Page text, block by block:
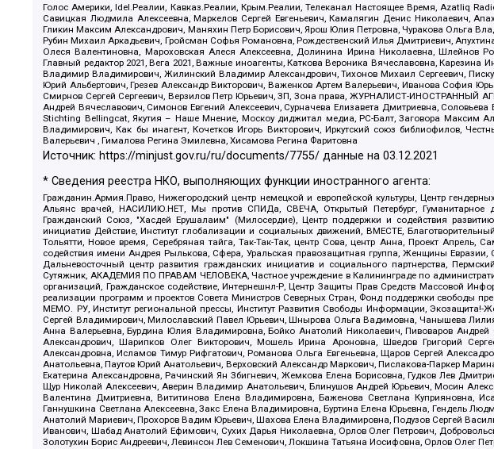
Голос Америки, Idel.Реалии, Кавказ.Реалии, Крым.Реалии, Телеканал Настоящее Время, Azatliq
Савицкая Людмила Алексеевна, Маркелов Сергей Евгеньевич, Камалягин Денис Николаевич,
Гликин Максим Александрович, Маняхин Петр Борисович, Ярош Юлия Петровна, Чуракова Ольга
Рубин Михаил Аркадьевич, Гройсман Софья Романовна, Рождественский Илья Дмитриевич,
Олеся Валентиновна, Мароховская Алеся Алексеевна, Долинина Ирина Николаевна, Шлейнов
Главный редактор 2021, Вега 2021, Важные иноагенты, Каткова Вероника Вячеславовна,
Владимир Владимирович, Жилинский Владимир Александрович, Тихонов Михаил Сергеевич,
Юрий Альбертович, Грезев Александр Викторович, Важенков Артем Валерьевич, Иванова София
Смирнов Сергей Сергеевич, Верзилов Петр Юрьевич, ЗП, Зона права, ЖУРНАЛИСТ-ИНОСТРАННЫЙ
Андрей Вячеславович, Симонов Евгений Алексеевич, Сурначева Елизавета Дмитриевна,
Stichting Bellingcat, Якутия – Наше Мнение, Москоу диджитал медиа, РС-Балт, Заговора Максим
Владимирович, Как бы инагент, Кочетков Игорь Викторович, Иркутский союз библиофилов,
Валерьевич , Гималова Регина Эмилевна, Хисамова Регина Фаритовна
Источник: https://minjust.gov.ru/ru/documents/7755/ данные на03.12.2021
* Сведения реестра НКО, выполняющих функции иностранного агента:
Гражданин.Армия.Право, Нижегородский центр немецкой и европейской культуры, Центр
Альянс врачей, НАСИЛИЮ.НЕТ, Мы против СПИДа, СВЕЧА, Открытый Петербург, Гуманитарное
Гражданский Союз, "Хасдей Ерушалаим" (Милосердие), Центр поддержки и содействия
инициатив Действие, Институт глобализации и социальных движений, ВМЕСТЕ,
Тольятти, Новое время, Серебряная тайга, Так-Так-Так, центр Сова, центр Анна, Проект
содействия имени Андрея Рылькова, Сфера, Уральская правозащитная группа, Женщины
Дальневосточный центр развития гражданских инициатив и социального партнерства,
Сутяжник, АКАДЕМИЯ ПО ПРАВАМ ЧЕЛОВЕКА, Частное учреждение в Калининграде по
организаций, Гражданское содействие, Интернешнл-Р, Центр Защиты Прав Средств Массовой
реализации программ и проектов Совета Министров Северных Стран, Фонд поддержки свободы
МЕМО. РУ, Институт региональной прессы, Институт Развития Свободы Информации, Экозащита!-
Сергей Владимирович, Милославский Павел Юрьевич, Шнырова Ольга Вадимовна, Чанышева
Анна Валерьевна, Бурдина Юлия Владимировна, Бойко Анатолий Николаевич, Пивоваров Андрей
Александрович, Шарипков Олег Викторович, Мошель Ирина Ароновна, Шведов Григорий
Александровна, Исламов Тимур Рифгатович, Романова Ольга Евгеньевна, Щаров Сергей
Анатольевна, Паутов Юрий Анатольевич, Верховский Александр Маркович, Пислакова-Паркер
Екатерина Александровна, Рачинский Ян Збигневич, Жемкова Елена Борисовна, Гудков Лев
Щур Николай Алексеевич, Аверин Владимир Анатольевич, Блинушов Андрей Юрьевич, Мосин
Валентина Дмитриевна, Вититинова Елена Владимировна, Баженова Светлана Куприяновна,
Ганнушкина Светлана Алексеевна, Закс Елена Владимировна, Буртина Елена Юрьевна, Гендель
Анатолий Мариевич, Прохоров Вадим Юрьевич, Шахова Елена Владимировна, Подузов Сергей
Иванович, Шабад Анатолий Ефимович, Сухих Дарья Николаевна, Орлов Олег Петрович,
Золотухин Борис Андреевич, Левинсон Лев Семенович, Локшина Татьяна Иосифовна, Орлов Олег